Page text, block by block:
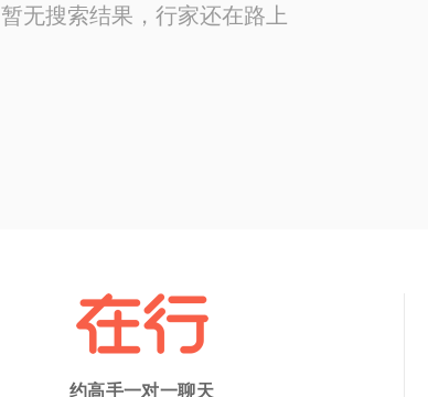
暂无搜索结果，行家还在路上
约高手一对一聊天